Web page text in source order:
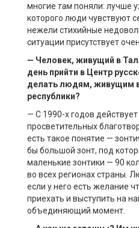
многие тампоняли: лучше
которого люди чувствуют
нежели стихийные
ситуации присутствует
— Человек, живущий в
день прийти в Центр
делать людям, живущим в
республики?
— С 1990-х годов
просветительных
есть такое понятие —
бы большой зонт, под
маленькие зонтики — 90
во всех регионах страны.
если у него есть желание
приехать и выступить на
объединяющий момент.